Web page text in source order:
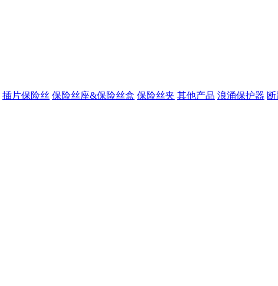
插片保险丝 保险丝座&保险丝盒 保险丝夹 其他产品 浪涌保护器